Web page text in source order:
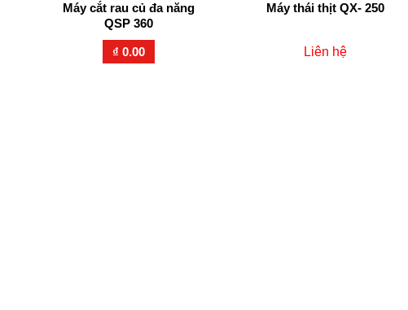
Máy cắt rau củ đa năng
QSP 360
₫ 0.00
Máy thái thịt QX- 250
Liên hệ